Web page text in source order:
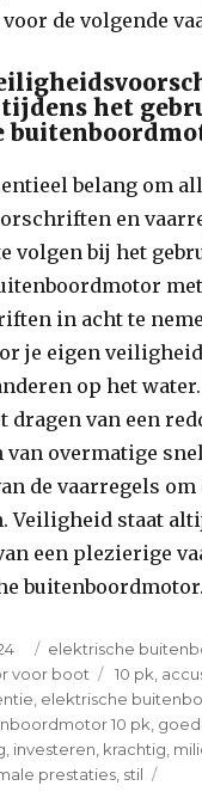
de volgende
het
belang om
en
volgen bij het
in acht te
je eigen
op het
dragen van een
overmatige
de vaarregels
Veiligheid staat
een plezierige
buitenboordmotor.
Categories
elektrische
voor boot
Tags
10 pk
elektrische
10 pk
investeren krachtig
prestaties stil